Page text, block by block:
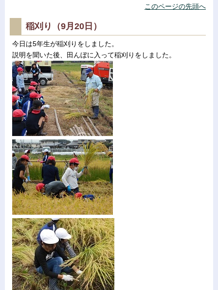
このページの先頭へ
稲刈り（9月20日）
今日は5年生が稲刈りをしました。
説明を聞いた後、田んぼに入って稲刈りをしました。